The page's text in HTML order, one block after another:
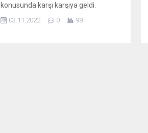
konusunda karşı karşıya geldi.
kurtaran üç STK gemisi, göçmenleri
03.11.2022 0 98